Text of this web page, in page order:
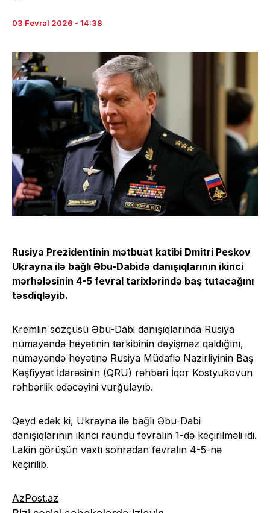
03 Fevral 2026 - 14:38
Rusiya Prezidentinin mətbuat katibi Dmitri Peskov
Ukrayna ilə bağlı Əbu-Dabidə danışıqlarının ikinci
mərhələsinin 4-5 fevral tarixlərində baş tutacağını
təsdiqləyib.
Kremlin sözçüsü Əbu-Dabi danışıqlarında Rusiya
nümayəndə heyətinin tərkibinin dəyişməz qaldığını,
nümayəndə heyətinə Rusiya Müdafiə Nazirliyinin Baş
Kəşfiyyat İdarəsinin (QRU) rəhbəri İqor Kostyukovun
rəhbərlik edəcəyini vurğulayıb.
Qeyd edək ki, Ukrayna ilə bağlı Əbu-Dabi
danışıqlarının ikinci raundu fevralın 1-də keçirilməli idi.
Lakin görüşün vaxtı sonradan fevralın 4-5-nə
keçirilib.
AzPost.az